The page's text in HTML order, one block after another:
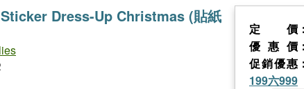
Dress-Up Christmas (貼紙
定價
優惠價 ：
促銷優惠 ：
199六999